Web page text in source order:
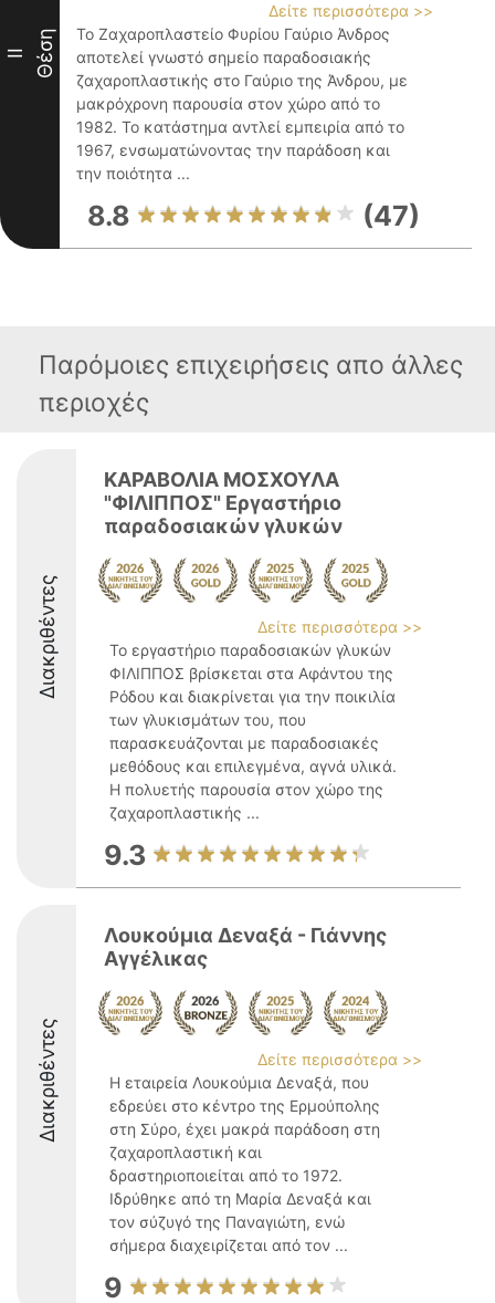
II Θέση
Δείτε περισσότερα >>
Το Ζαχαροπλαστείο Φυρίου Γαύριο Άνδρος
αποτελεί γνωστό σημείο παραδοσιακής
ζαχαροπλαστικής στο Γαύριο της Άνδρου, με
μακρόχρονη παρουσία στον χώρο από το
1982. Το κατάστημα αντλεί εμπειρία από το
1967, ενσωματώνοντας την παράδοση και
την ποιότητα ...
8.8 (47)
Παρόμοιες επιχειρήσεις απο άλλες
περιοχές
Διακριθέντες
ΚΑΡΑΒΟΛΙΑ ΜΟΣΧΟΥΛΑ
"ΦΙΛΙΠΠΟΣ" Εργαστήριο
παραδοσιακών γλυκών
Δείτε περισσότερα >>
Το εργαστήριο παραδοσιακών γλυκών
ΦΙΛΙΠΠΟΣ βρίσκεται στα Αφάντου της
Ρόδου και διακρίνεται για την ποικιλία
των γλυκισμάτων του, που
παρασκευάζονται με παραδοσιακές
μεθόδους και επιλεγμένα, αγνά υλικά.
Η πολυετής παρουσία στον χώρο της
ζαχαροπλαστικής ...
9.3
Διακριθέντες
Λουκούμια Δεναξά - Γιάννης
Αγγέλικας
Δείτε περισσότερα >>
Η εταιρεία Λουκούμια Δεναξά, που
εδρεύει στο κέντρο της Ερμούπολης
στη Σύρο, έχει μακρά παράδοση στη
ζαχαροπλαστική και
δραστηριοποιείται από το 1972.
Ιδρύθηκε από τη Μαρία Δεναξά και
τον σύζυγό της Παναγιώτη, ενώ
σήμερα διαχειρίζεται από τον ...
9